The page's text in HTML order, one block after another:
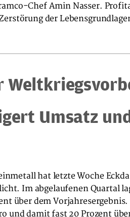
Chef Amin Nasser.
der
Umsatz
hat letzte Woche
Im abgelaufenen Quartal
über dem
und damit fast 20 Prozent